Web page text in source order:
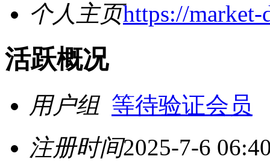
个人主页https://market-
活跃概况
用户组 等待验证会员
注册时间2025-7-6